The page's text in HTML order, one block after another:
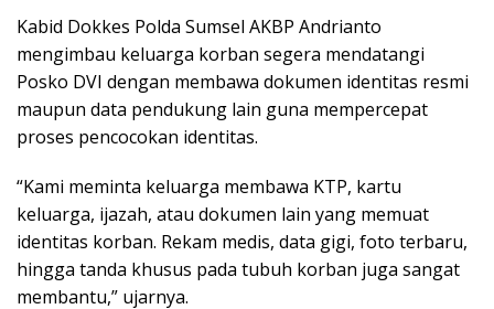
Kabid Dokkes Polda Sumsel AKBP Andrianto
mengimbau keluarga korban segera mendatangi
Posko DVI dengan membawa dokumen identitas resmi
maupun data pendukung lain guna mempercepat
proses pencocokan identitas.
“Kami meminta keluarga membawa KTP, kartu
keluarga, ijazah, atau dokumen lain yang memuat
identitas korban. Rekam medis, data gigi, foto terbaru,
hingga tanda khusus pada tubuh korban juga sangat
membantu,” ujarnya.